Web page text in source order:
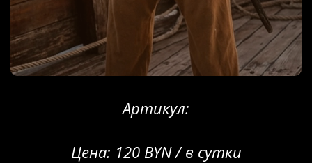
Артикул:
Цена: 120 BYN / в сутки